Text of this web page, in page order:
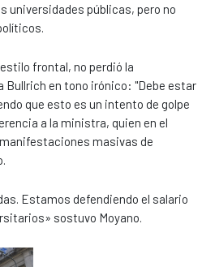
universidades públicas, pero no
frontal, no perdió la
Bullrich en tono irónico: "Debe estar
que esto es un intento de golpe
a la ministra, quien en el
masivas de
Estamos defendiendo el salario
sostuvo Moyano.